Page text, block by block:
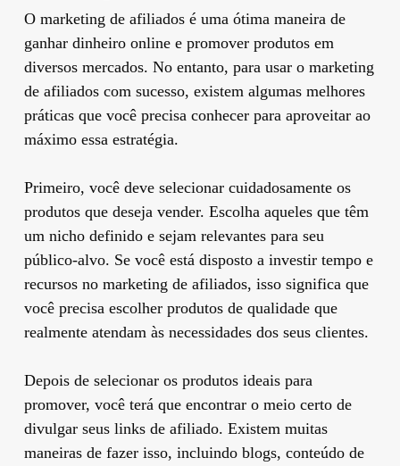
O marketing de afiliados é uma ótima maneira de
ganhar dinheiro online e promover produtos em
diversos mercados. No entanto, para usar o marketing
de afiliados com sucesso, existem algumas melhores
práticas que você precisa conhecer para aproveitar ao
máximo essa estratégia.
Primeiro, você deve selecionar cuidadosamente os
produtos que deseja vender. Escolha aqueles que têm
um nicho definido e sejam relevantes para seu
público-alvo. Se você está disposto a investir tempo e
recursos no marketing de afiliados, isso significa que
você precisa escolher produtos de qualidade que
realmente atendam às necessidades dos seus clientes.
Depois de selecionar os produtos ideais para
promover, você terá que encontrar o meio certo de
divulgar seus links de afiliado. Existem muitas
maneiras de fazer isso, incluindo blogs, conteúdo de